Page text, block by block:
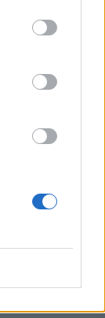
social ai
dal 1°